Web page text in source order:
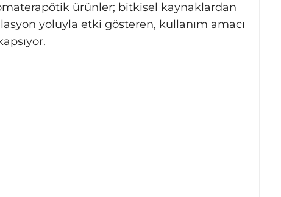
ürünler; bitkisel kaynaklardan
yoluyla etki gösteren, kullanım amacı